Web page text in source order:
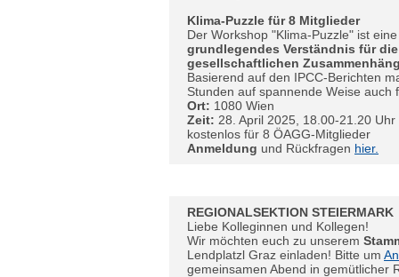
Klima-Puzzle für 8 Mitglieder
Der Workshop "Klima-Puzzle" ist
grundlegendes Verständnis für
gesellschaftlichen
Basierend auf den IPCC-Berichten
Stunden auf spannende Weise
Ort: 1080 Wien
Zeit: 28. April 2025, 18.00-21.20
kostenlos für 8 ÖAGG-Mitglieder
Anmeldung und Rückfragen hier.
REGIONALSEKTION STEIERMARK
Liebe Kolleginnen und Kollegen!
Wir möchten euch zu unserem
Lendplatzl Graz einladen! Bitte um
gemeinsamen Abend in gemütlicher